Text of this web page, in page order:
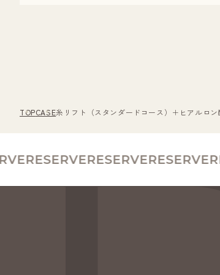
TOPCASE糸リフト（スタンダードコース）＋ヒアル
RESERVERESERVERESERVE